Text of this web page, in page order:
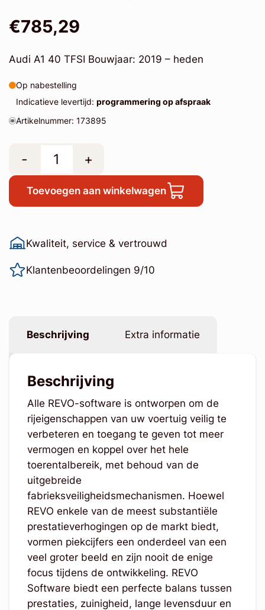
€785,29
Audi A1 40 TFSI Bouwjaar: 2019 – heden
Op nabestelling
Indicatieve levertijd: programmering op afspraak
Artikelnummer: 173895
- +
Toevoegen aan winkelwagen
Kwaliteit, service & vertrouwd
Klantenbeoordelingen 9/10
Beschrijving Extra informatie
Beschrijving
Alle REVO-software is ontworpen om de
rijeigenschappen van uw voertuig veilig te
verbeteren en toegang te geven tot meer
vermogen en koppel over het hele
toerentalbereik, met behoud van de
uitgebreide
fabrieksveiligheidsmechanismen. Hoewel
REVO enkele van de meest substantiële
prestatieverhogingen op de markt biedt,
vormen piekcijfers een onderdeel van een
veel groter beeld en zijn nooit de enige
focus tijdens de ontwikkeling. REVO
Software biedt een perfecte balans tussen
prestaties, zuinigheid, lange levensduur en